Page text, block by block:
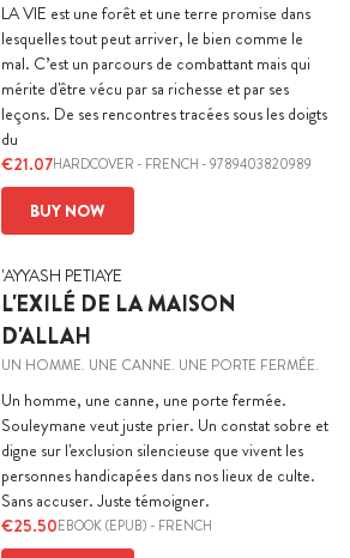
LA VIE est une forêt et une terre promise dans
lesquelles tout peut arriver, le bien comme le
mal. C’est un parcours de combattant mais qui
mérite d'être vécu par sa richesse et par ses
leçons. De ses rencontres tracées sous les doigts
du
€21.07HARDCOVER - FRENCH - 9789403820989
BUY NOW
'AYYASH PETIAYE
L'EXILÉ DE LA MAISON
D'ALLAH
UN HOMME. UNE CANNE. UNE PORTE FERMÉE.
Un homme, une canne, une porte fermée.
Souleymane veut juste prier. Un constat sobre et
digne sur l'exclusion silencieuse que vivent les
personnes handicapées dans nos lieux de culte.
Sans accuser. Juste témoigner.
€25.50EBOOK (EPUB) - FRENCH